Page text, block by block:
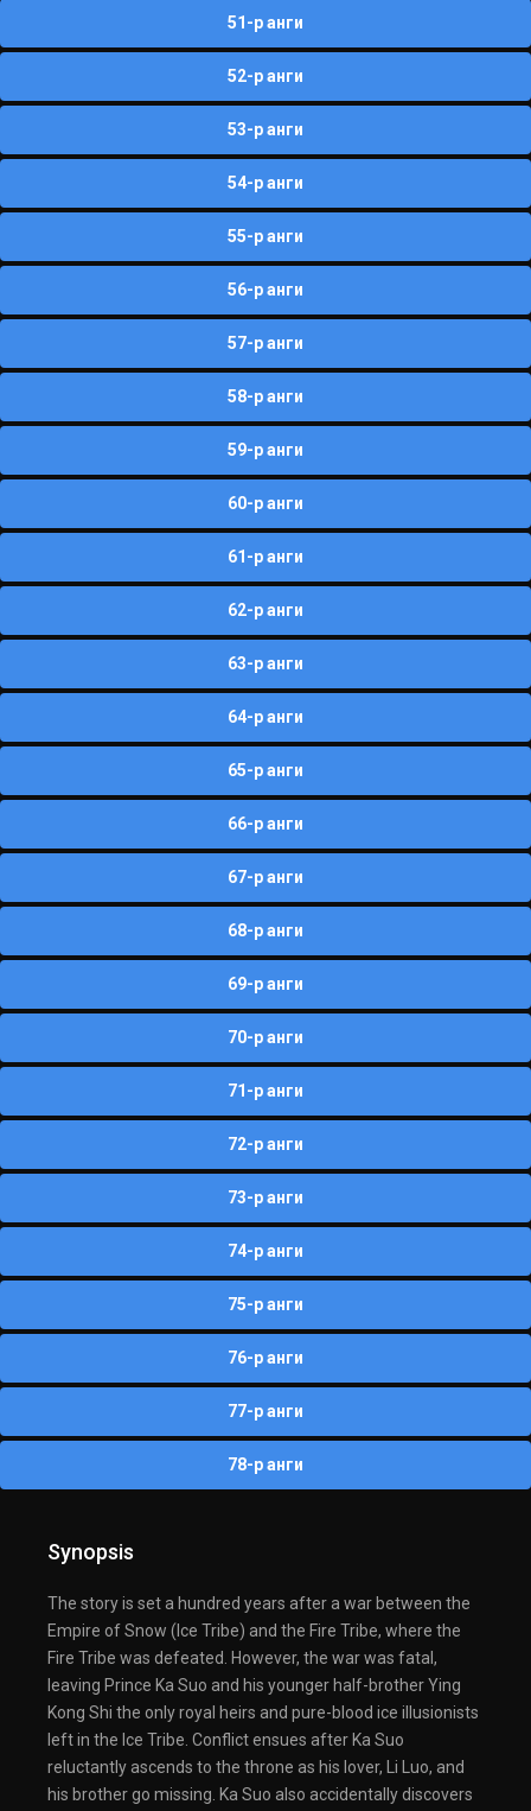
51-р анги
52-р анги
53-р анги
54-р анги
55-р анги
56-р анги
57-р анги
58-р анги
59-р анги
60-р анги
61-р анги
62-р анги
63-р анги
64-р анги
65-р анги
66-р анги
67-р анги
68-р анги
69-р анги
70-р анги
71-р анги
72-р анги
73-р анги
74-р анги
75-р анги
76-р анги
77-р анги
78-р анги
Synopsis
The story is set a hundred years after a war between the
Empire of Snow (Ice Tribe) and the Fire Tribe, where the
Fire Tribe was defeated. However, the war was fatal,
leaving Prince Ka Suo and his younger half-brother Ying
Kong Shi the only royal heirs and pure-blood ice illusionists
left in the Ice Tribe. Conflict ensues after Ka Suo
reluctantly ascends to the throne as his lover, Li Luo, and
his brother go missing. Ka Suo also accidentally discovers